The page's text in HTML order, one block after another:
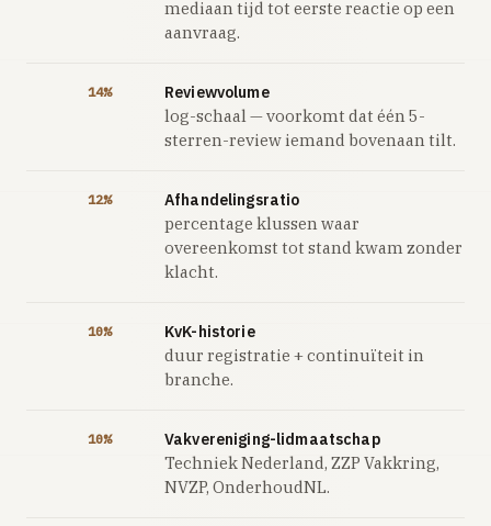
mediaan tijd tot eerste reactie op een
aanvraag.
14% Reviewvolume
log-schaal — voorkomt dat één 5-
sterren-review iemand bovenaan tilt.
12% Afhandelingsratio
percentage klussen waar
overeenkomst tot stand kwam zonder
klacht.
10% KvK-historie
duur registratie + continuïteit in
branche.
10% Vakvereniging-lidmaatschap
Techniek Nederland, ZZP Vakkring,
NVZP, OnderhoudNL.